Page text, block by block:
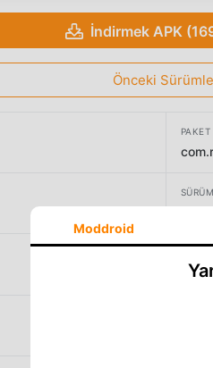
İndirmek APK
Önceki
SÜRÜM
Moddroid